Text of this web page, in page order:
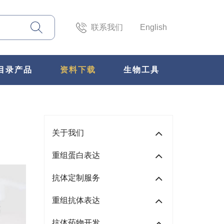
联系我们 English
录产品 资料下载 生物工具
关于我们
重组蛋白表达
抗体定制服务
重组抗体表达